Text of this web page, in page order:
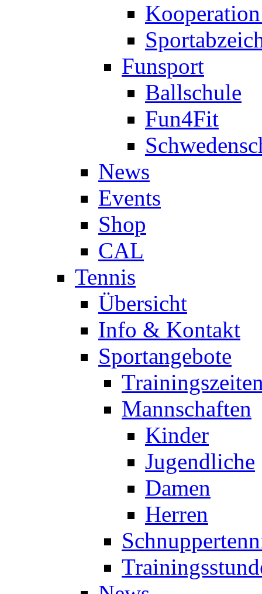
Funsport
Ballschule
Fun4Fit
News
Events
Shop
CAL
Tennis
Übersicht
Info & Kontakt
Sportangebote
Mannschaften
Kinder
Jugendliche
Damen
Herren